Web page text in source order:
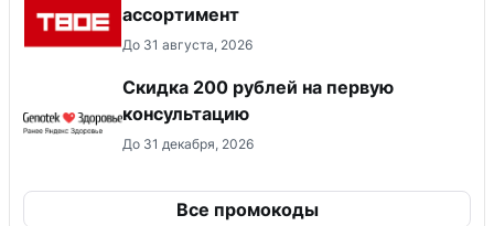
ассортимент
До 31 августа, 2026
Скидка 200 рублей на первую
консультацию
До 31 декабря, 2026
Все промокоды